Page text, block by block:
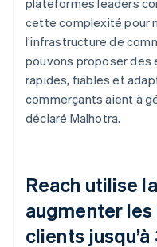
cette complexité pour
l’infrastructure de
pouvons proposer des
rapides, fiables et
commerçants aient à
déclaré Malhotra.
Reach utilise
augmenter
clients jusqu’à